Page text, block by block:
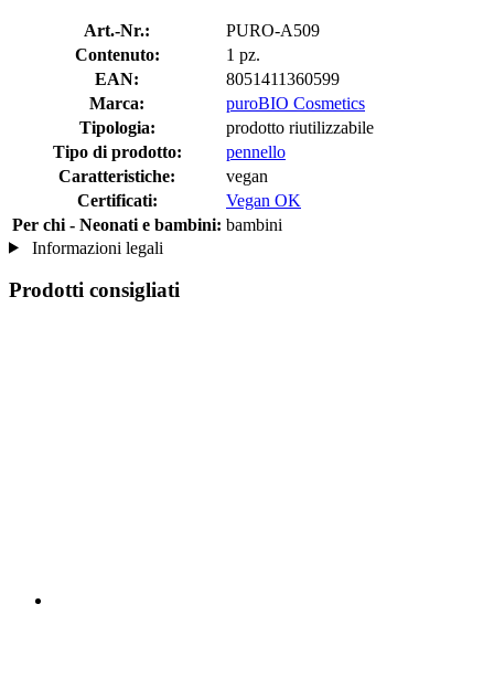
Art.-Nr.:
PURO-A509
Contenuto:
1 pz.
EAN:
8051411360599
Marca:
puroBIO Cosmetics
Tipologia:
prodotto riutilizzabile
Tipo di prodotto:
pennello
Caratteristiche:
vegan
Certificati:
Vegan OK
Per chi - Neonati e bambini: bambini
Informazioni legali
Prodotti consigliati